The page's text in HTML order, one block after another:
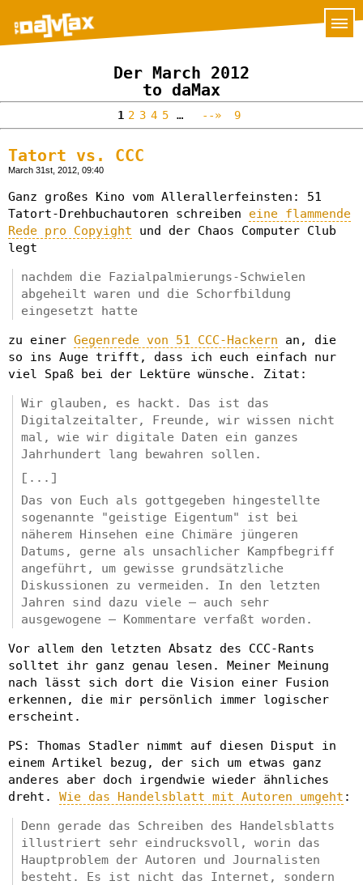
Der March 2012
to daMax
1 2 3 4 5 … --» 9
Tatort vs. CCC
March 31st, 2012, 09:40
Ganz großes Kino vom Allerallerfeinsten: 51
Tatort-Drehbuchautoren schreiben eine flammende
Rede pro Copyight und der Chaos Computer Club
legt
nachdem die Fazialpalmierungs-Schwielen
abgeheilt waren und die Schorfbildung
eingesetzt hatte
zu einer Gegenrede von 51 CCC-Hackern an, die
so ins Auge trifft, dass ich euch einfach nur
viel Spaß bei der Lektüre wünsche. Zitat:
Wir glauben, es hackt. Das ist das
Digitalzeitalter, Freunde, wir wissen nicht
mal, wie wir digitale Daten ein ganzes
Jahrhundert lang bewahren sollen.
[...]
Das von Euch als gottgegeben hingestellte
sogenannte "geistige Eigentum" ist bei
näherem Hinsehen eine Chimäre jüngeren
Datums, gerne als unsachlicher Kampfbegriff
angeführt, um gewisse grundsätzliche
Diskussionen zu vermeiden. In den letzten
Jahren sind dazu viele – auch sehr
ausgewogene – Kommentare verfaßt worden.
Vor allem den letzten Absatz des CCC-Rants
solltet ihr ganz genau lesen. Meiner Meinung
nach lässt sich dort die Vision einer Fusion
erkennen, die mir persönlich immer logischer
erscheint.
PS: Thomas Stadler nimmt auf diesen Disput in
einem Artikel bezug, der sich um etwas ganz
anderes aber doch irgendwie wieder ähnliches
dreht. Wie das Handelsblatt mit Autoren umgeht :
Denn gerade das Schreiben des Handelsblatts
illustriert sehr eindrucksvoll, worin das
Hauptproblem der Autoren und Journalisten
besteht. Es ist nicht das Internet, sondern